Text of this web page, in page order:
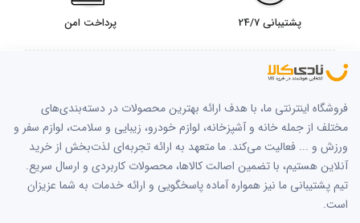
پشتیبانی 24/7 پرداخت امن
فروشگاه اینترنتی ما، با هدف ارائه بهترین محصولات در دسته‌بندی‌های
مختلف از جمله خانه و آشپزخانه، لوازم خودرو، زیبایی و سلامت، لوازم سفر و
ورزش و ... فعالیت می‌کند. ما متعهد به ارائه تجربه‌ای لذت‌بخش از خرید
آنلاین هستیم، با تضمین اصالت کالاها، محصولات کاربردی و ارسال سریع.
تیم پشتیبانی ما نیز همواره آماده پاسخگویی و ارائه خدمات به شما عزیزان
است.